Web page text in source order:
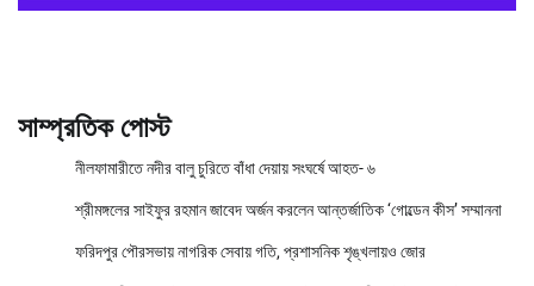
সাম্প্রতিক পোস্ট
নীলফামারীতে নদীর বালু চুরিতে বাঁধা দেয়ায় সংঘর্ষে আহত- ৬
শ্রীমঙ্গলের সাইফুর রহমান জাবেদ অর্জন করলেন আন্তর্জাতিক ‘গোল্ডেন কীস’ সম্মাননা
ফরিদপুর পৌরসভায় নাগরিক সেবায় গতি, প্রশাসনিক শৃঙ্খলায়ও জোর